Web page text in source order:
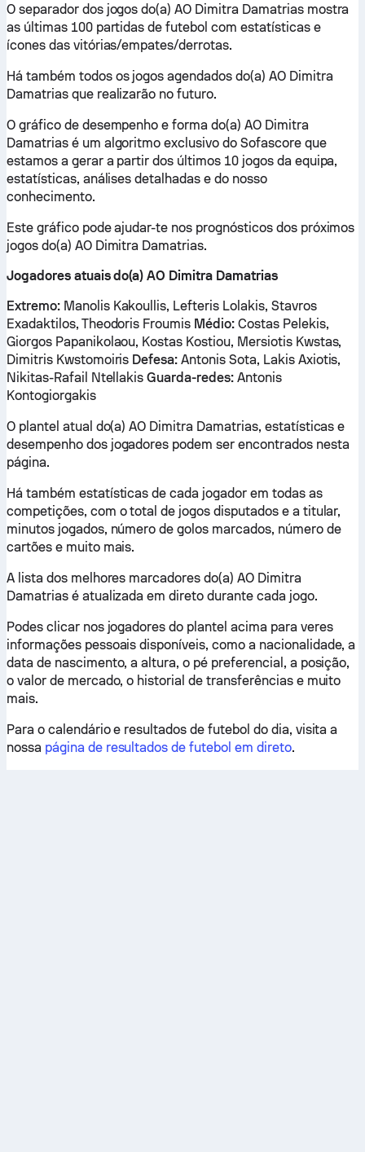
O separador dos jogos do(a) AO Dimitra Damatrias mostra
as últimas 100 partidas de futebol com estatísticas e
ícones das vitórias/empates/derrotas.
Há também todos os jogos agendados do(a) AO Dimitra
Damatrias que realizarão no futuro.
O gráfico de desempenho e forma do(a) AO Dimitra
Damatrias é um algoritmo exclusivo do Sofascore que
estamos a gerar a partir dos últimos 10 jogos da equipa,
estatísticas, análises detalhadas e do nosso
conhecimento.
Este gráfico pode ajudar-te nos prognósticos dos próximos
jogos do(a) AO Dimitra Damatrias.
Jogadores atuais do(a) AO Dimitra Damatrias
Extremo:Manolis Kakoullis, Lefteris Lolakis, Stavros
Exadaktilos, Theodoris Froumis Médio:Costas Pelekis,
Giorgos Papanikolaou, Kostas Kostiou, Mersiotis Kwstas,
Dimitris Kwstomoiris Defesa: Antonis Sota, Lakis Axiotis,
Nikitas-Rafail NtellakisGuarda-redes:Antonis
Kontogiorgakis
O plantel atual do(a) AO Dimitra Damatrias, estatísticas e
desempenho dos jogadores podem ser encontrados nesta
página.
Há também estatísticas de cada jogador em todas as
competições, com o total de jogos disputados e a titular,
minutos jogados, número de golos marcados, número de
cartões e muito mais.
A lista dos melhores marcadores do(a) AO Dimitra
Damatrias é atualizada em direto durante cada jogo.
Podes clicar nos jogadores do plantel acima para veres
informações pessoais disponíveis, como a nacionalidade, a
data de nascimento, a altura, o pé preferencial, a posição,
o valor de mercado, o historial de transferências e muito
mais.
Para o calendário e resultados de futebol do dia, visita a
nossa página de resultados de futebol em direto.